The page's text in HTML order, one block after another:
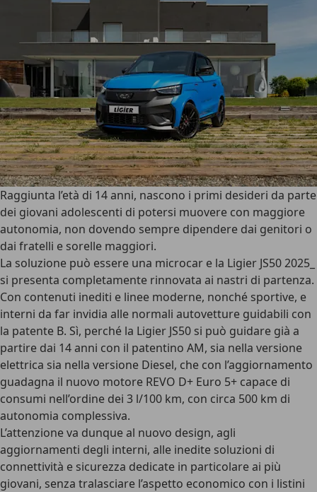
Raggiunta l’età di 14 anni, nascono i primi desideri da parte
dei giovani adolescenti di potersi muovere con maggiore
autonomia, non dovendo sempre dipendere dai genitori o
dai fratelli e sorelle maggiori.
La soluzione può essere una microcar e la Ligier JS50 2025
si presenta completamente rinnovata ai nastri di partenza.
Con contenuti inediti e linee moderne, nonché sportive, e
interni da far invidia alle normali autovetture guidabili con
la patente B. Sì, perché la Ligier JS50 si può guidare già a
partire dai 14 anni con il patentino AM, sia nella versione
elettrica sia nella versione Diesel, che con l’aggiornamento
guadagna il nuovo motore REVO D+ Euro 5+ capace di
consumi nell’ordine dei 3 l/100 km, con circa 500 km di
autonomia complessiva.
L’attenzione va dunque al nuovo design, agli
aggiornamenti degli interni, alle inedite soluzioni di
connettività e sicurezza dedicate in particolare ai più
giovani, senza tralasciare l’aspetto economico con i listini